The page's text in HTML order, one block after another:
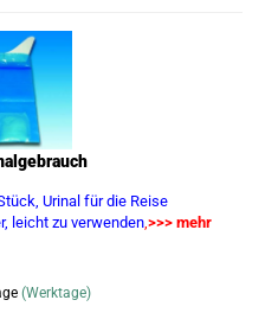
Urinal für die Reise
leicht zu verwenden,>>> mehr
(Werktage)